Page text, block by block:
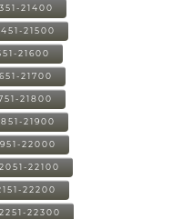
21400
21500
21600
21700
21800
21900
22000
22100
22200
22300